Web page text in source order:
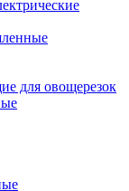
для овощерезок